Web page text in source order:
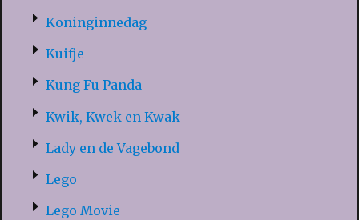
Koninginnedag
Kuifje
Kung Fu Panda
Kwik, Kwek en Kwak
Lady en de Vagebond
Lego
Lego Movie